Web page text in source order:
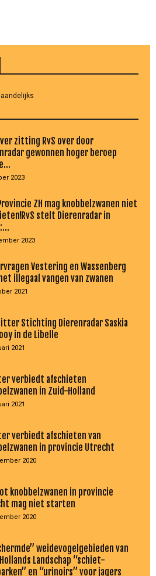
zitting RvS over door
gewonnen hoger beroep
2023
ZH mag knobbelzwanen niet
stelt Dierenradar in
2023
Vestering en Wassenberg
illegaal vangen van zwanen
2021
Stichting Dierenradar Saskia
in de Libelle
2021
verbiedt afschieten
in Zuid-Holland
2021
verbiedt afschieten van
in provincie Utrecht
2020
knobbelzwanen in provincie
mag niet starten
2020
weidevogelgebieden van
Landschap “schiet-
en “urinoirs” voor jagers